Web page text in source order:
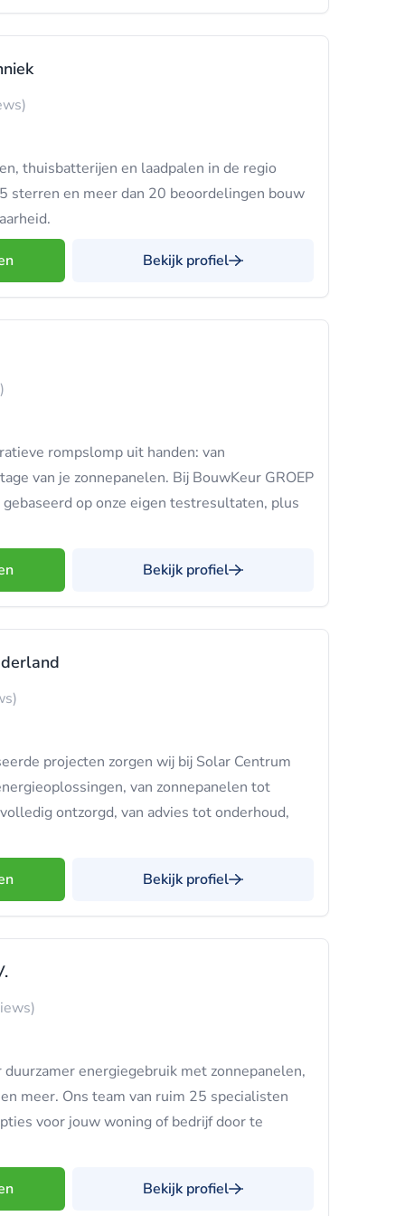
thuisbatterijen en laadpalen in de regio
sterren en meer dan 20 beoordelingen bouw
Bekijk profiel
rompslomp uit handen: van
van je zonnepanelen. Bij BouwKeur GROEP
gebaseerd op onze eigen testresultaten, plus
Bekijk profiel
projecten zorgen wij bij Solar Centrum
van zonnepanelen tot
ontzorgd, van advies tot onderhoud,
Bekijk profiel
energiegebruik met zonnepanelen,
meer. Ons team van ruim 25 specialisten
voor jouw woning of bedrijf door te
Bekijk profiel